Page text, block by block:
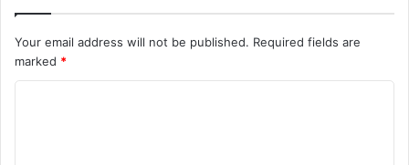
Your email address will not be published. Required fields are
marked *